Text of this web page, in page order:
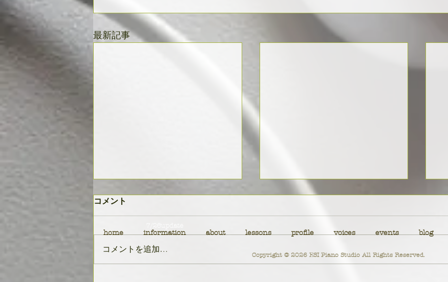
最新記事
軸と柔軟性
島
コメント
コメントを追加…
home information about lessons profile voices events blog
Copyright © 2026 ESI Piano Studio All Rights Reserved.